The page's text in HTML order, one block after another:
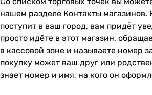
нашем разделе Контакты магазинов.
поступит в ваш город, вам придёт
просто идёте в этот магазин,
в кассовой зоне и называете номер
покупку может ваш друг или
знает номер и имя, на кого он